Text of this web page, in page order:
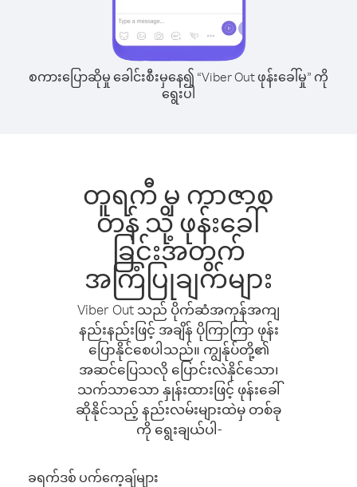
စကားပြောဆိုမှု ခေါင်းစီးမှနေ၍ “Viber Out ဖုန်းခေါ်မှု” ကို
ရွေးပါ
တူရကီ မှ ကာဇာစ
တန် သို့ ဖုန်းခေါ်
ခြင်းအတွက်
အကြံပြုချက်များ
Viber Out သည် ပိုက်ဆံအကုန်အကျ
နည်းနည်းဖြင့် အချိန် ပိုကြာကြာ ဖုန်း
ပြောနိုင်စေပါသည်။ ကျွန်ုပ်တို့၏
အဆင်ပြေသလို ပြောင်းလဲနိုင်သော၊
သက်သာသော နှုန်းထားဖြင့် ဖုန်းခေါ်
ဆိုနိုင်သည့် နည်းလမ်းများထဲမှ တစ်ခု
ကို ရွေးချယ်ပါ-
ခရက်ဒစ် ပက်ကေ့ချ်များ